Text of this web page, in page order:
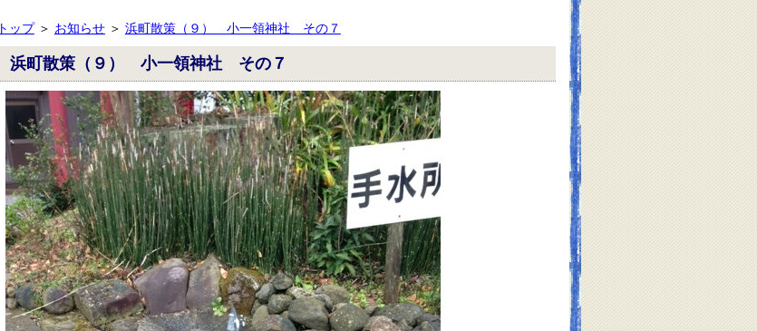
トップ＞ お知らせ＞ 浜町散策（９） 小一領神社 その７
浜町散策（９） 小一領神社 その７